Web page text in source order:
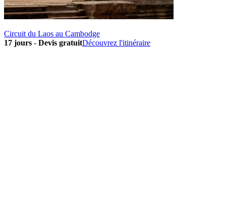
Circuit du Laos au Cambodge
17 jours - Devis gratuitDécouvrez l'itinéraire